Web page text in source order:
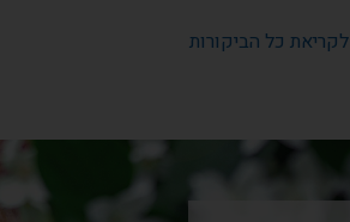
לקריאת כל הביקורות